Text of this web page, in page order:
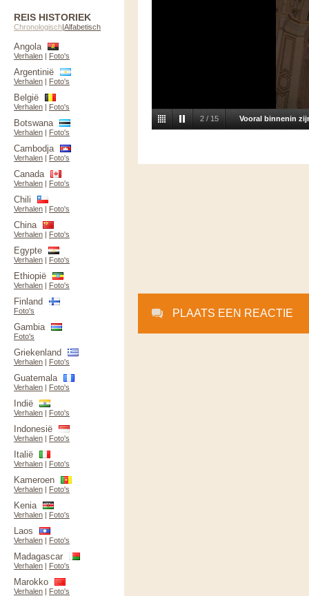
2 / 15 Vooral binnenin
PLAATS EEN REACTIE
REIS HISTORIEK
Chronologisch|Alfabetisch
Angola
Verhalen | Foto's
Argentinië
Verhalen | Foto's
België
Verhalen | Foto's
Botswana
Verhalen | Foto's
Cambodja
Verhalen | Foto's
Canada
Verhalen | Foto's
Chili
Verhalen | Foto's
China
Verhalen | Foto's
Egypte
Verhalen | Foto's
Ethiopië
Verhalen | Foto's
Finland
Foto's
Gambia
Foto's
Griekenland
Verhalen | Foto's
Guatemala
Verhalen | Foto's
Indië
Verhalen | Foto's
Indonesië
Verhalen | Foto's
Italië
Verhalen | Foto's
Kameroen
Verhalen | Foto's
Kenia
Verhalen | Foto's
Laos
Verhalen | Foto's
Madagascar
Verhalen | Foto's
Marokko
Verhalen | Foto's